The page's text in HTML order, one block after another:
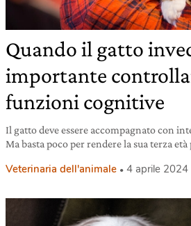
Quando il gatto
importante
funzioni cognitive
Il gatto deve essere accompagnato con
Ma basta poco per rendere la sua terza
Veterinaria dell'animale 4 aprile 2024